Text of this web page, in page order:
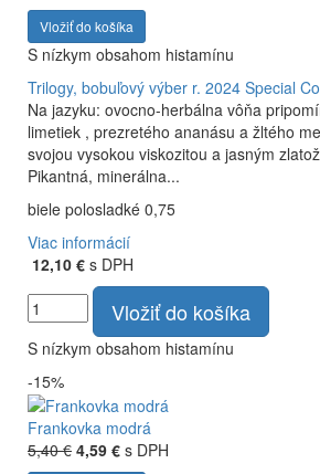
Vložiť do košíka
S nízkym obsahom histamínu
Trilogy, bobuľový výber r. 2024 Special
Na jazyku: ovocno-herbálna vôňa
limetiek , prezretého ananásu a žltého
svojou vysokou viskozitou a jasným
Pikantná, minerálna...
biele polosladké 0,75
Viac informácií
12,10 € s DPH
Vložiť do košíka
S nízkym obsahom histamínu
-15%
Frankovka modrá
5,40 € 4,59 € s DPH